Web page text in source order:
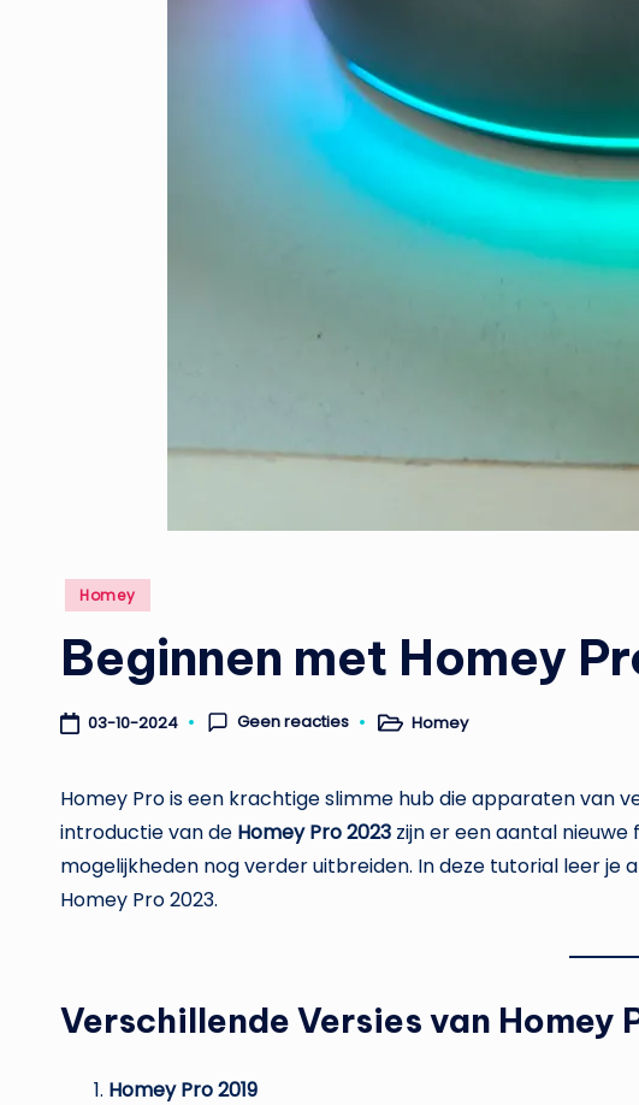
Geplaatst
Homey
Beginnen met Homey
03-10-2024 Geen reacties Geplaatst
Homey
Homey Pro is een krachtige slimme hub die apparaten van
introductie van de Homey Pro 2023 zijn er een aantal
mogelijkheden nog verder uitbreiden. In deze tutorial leer
Homey Pro 2023.
Verschillende Versies van Homey
Homey Pro 2019